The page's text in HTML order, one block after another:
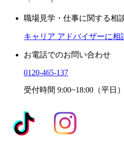
職場見学・仕事に関する相
キャリア アドバイザーに相
お電話でのお問い合わせ
0120-465-137
受付時間 9:00~18:00（平日）